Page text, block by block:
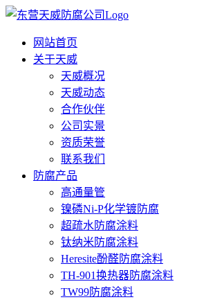
网站首页
关于天威
天威概况
天威动态
合作伙伴
公司实景
资质荣誉
联系我们
防腐产品
高通量管
镍磷Ni-P化学镀防腐
超疏水防腐涂料
钛纳米防腐涂料
Heresite酚醛防腐涂料
TH-901换热器防腐涂料
TW99防腐涂料